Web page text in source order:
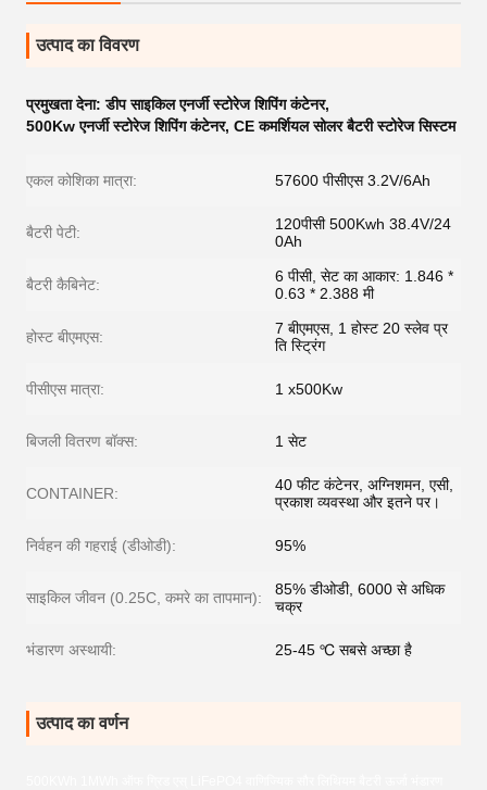
उत्पाद का विवरण
प्रमुखता देना:डीप साइकिल एनर्जी स्टोरेज शिपिंग कंटेनर,
500Kw एनर्जी स्टोरेज शिपिंग कंटेनर, CE कमर्शियल सोलर बैटरी स्टोरेज सिस्टम
एकल कोशिका मात्रा: 57600 पीसीएस 3.2V/6Ah
बैटरी पेटी:
120पीसी 500Kwh 38.4V/24
0Ah
बैटरी कैबिनेट:
6 पीसी, सेट का आकार: 1.846 *
0.63 * 2.388 मी
होस्ट बीएमएस:
7 बीएमएस, 1 होस्ट 20 स्लेव प्र
ति स्ट्रिंग
पीसीएस मात्रा: 1 x500Kw
बिजली वितरण बॉक्स: 1 सेट
CONTAINER:
40 फीट कंटेनर, अग्निशमन, एसी,
प्रकाश व्यवस्था और इतने पर।
निर्वहन की गहराई (डीओडी): 95%
साइकिल जीवन (0.25C, कमरे का तापमान):
85% डीओडी, 6000 से अधिक
चक्र
भंडारण अस्थायी: 25-45 ℃ सबसे अच्छा है
उत्पाद का वर्णन